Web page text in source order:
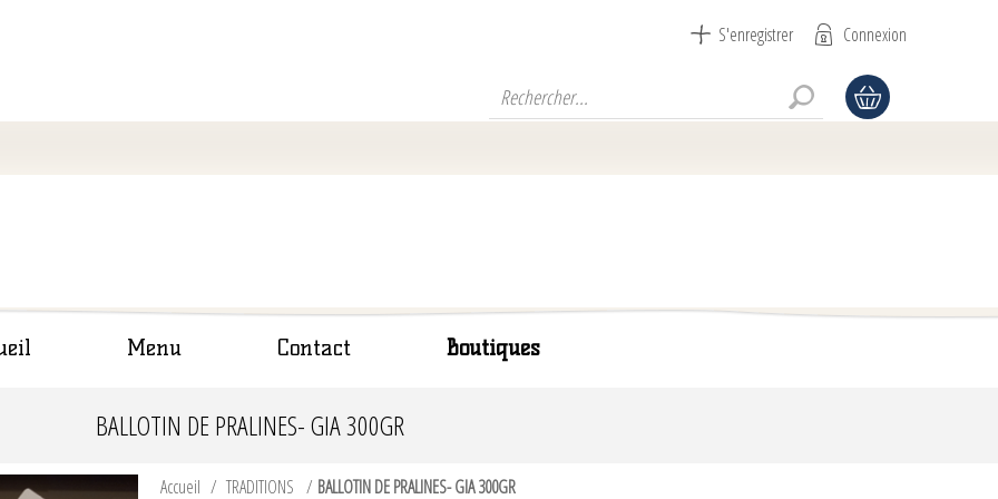
S'enregistrer Connexion
Menu Contact Boutiques
BALLOTIN DE PRALINES- GIA 300GR
Accueil / TRADITIONS / BALLOTIN DE PRALINES- GIA 300GR